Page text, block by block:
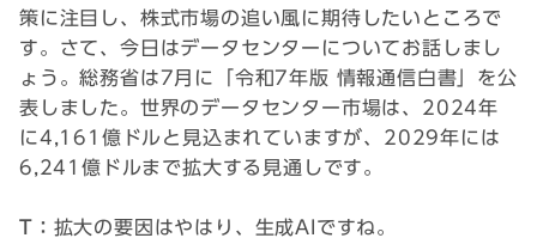
策に注目し、株式市場の追い風に期待したいところで
す。さて、今日はデータセンターについてお話しまし
ょう。総務省は7月に「令和7年版 情報通信白書」を公
表しました。世界のデータセンター市場は、2024年
に4,161億ドルと見込まれていますが、2029年には
6,241億ドルまで拡大する見通しです。
T： 拡大の要因はやはり、生成AIですね。